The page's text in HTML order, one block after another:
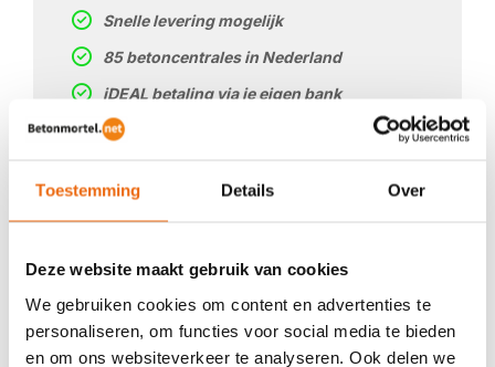
Toestemming Details Over
Deze website maakt gebruik van cookies
We gebruiken cookies om content en advertenties te
personaliseren, om functies voor social media te bieden
en om ons websiteverkeer te analyseren. Ook delen we
Snelle levering mogelijk
85 betoncentrales in Nederland
iDEAL betaling via je eigen bank
Prijs op basis van uw postcode
Veilig betalen met: